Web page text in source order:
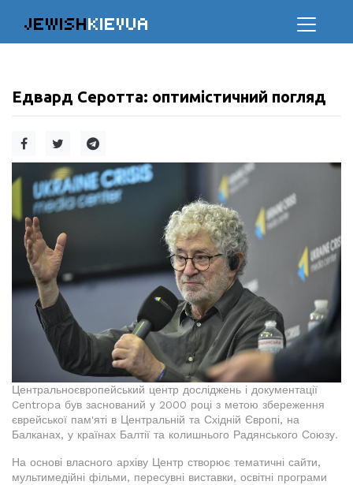
JEWISHKIEVUA
Едвард Серотта: оптимістичний погляд
Центральноєвропейський центр досліджень і документації
Centropa був заснований у 2000 році з метою збереження
єврейської пам'яті в Центральній та Східній Європі, на
Балканах, у країнах Балтії та колишнього Радянського Союзу.
На основі власного архіву Центр створює тематичні сайти,
мультимедійні фільми, пересувні виставки, освітні програми